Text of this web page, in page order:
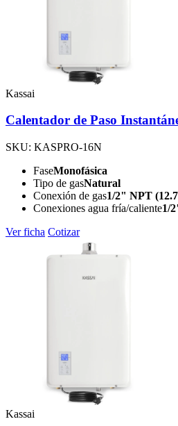
Kassai
Calentador de Paso
SKU: KASPRO-16N
FaseMonofásica
Tipo de gasNatural
Conexión de gas1/2" NPT
Conexiones agua fría/caliente1/
Ver ficha Cotizar
Kassai